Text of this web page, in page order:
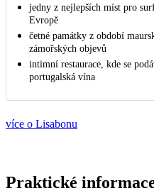
jedny z nejlepších míst pro
Evropě
četné památky z období
zámořských objevů
intimní restaurace, kde se
portugalská vína
více o Lisabonu
Praktické